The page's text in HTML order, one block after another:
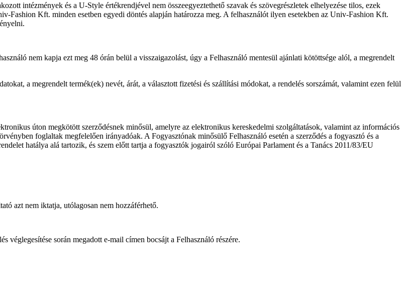
intézmények és a U-Style értékrendjével nem összeegyeztethető szavak és szövegrészletek elhelyezése tilos, ezek
Fashion Kft. minden esetben egyedi döntés alapján határozza meg. A felhasználót ilyen esetekben az Univ-Fashion Kft.
nem kapja ezt meg 48 órán belül a visszaigazolást, úgy a Felhasználó mentesül ajánlati kötöttsége alól, a megrendelt
a megrendelt termék(ek) nevét, árát, a választott fizetési és szállítási módokat, a rendelés sorszámát, valamint ezen felül
úton megkötött szerződésnek minősül, amelyre az elektronikus kereskedelmi szolgáltatások, valamint az információs
foglaltak megfelelően irányadóak. A Fogyasztónak minősülő Felhasználó esetén a szerződés a fogyasztó és a
hatálya alá tartozik, és szem előtt tartja a fogyasztók jogairól szóló Európai Parlament és a Tanács 2011/83/EU
azt nem iktatja, utólagosan nem hozzáférhető.
véglegesítése során megadott e-mail címen bocsájt a Felhasználó részére.